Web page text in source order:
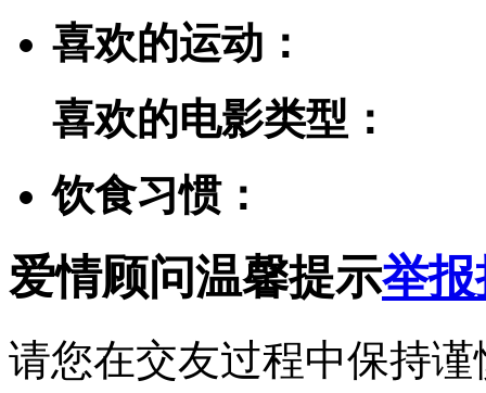
喜欢的运动：
喜欢的电影类型：
饮食习惯：
爱情顾问温馨提示举报
请您在交友过程中保持